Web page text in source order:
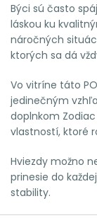
Býci sú často
láskou ku
náročných
ktorých sa dá
Vo vitríne táto
jedinečným
doplnkom
vlastností, ktoré
Hviezdy možno
prinesie do
stability.